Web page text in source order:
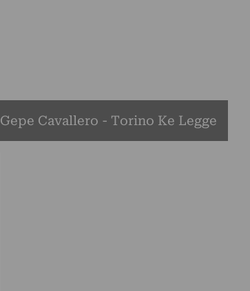
Gepe Cavallero - Torino Ke Legge